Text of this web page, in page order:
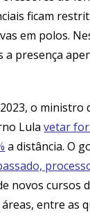
ficam
em polos.
a presença
o ministro
Lulavetar
a distância. O
novos cursos
entre as